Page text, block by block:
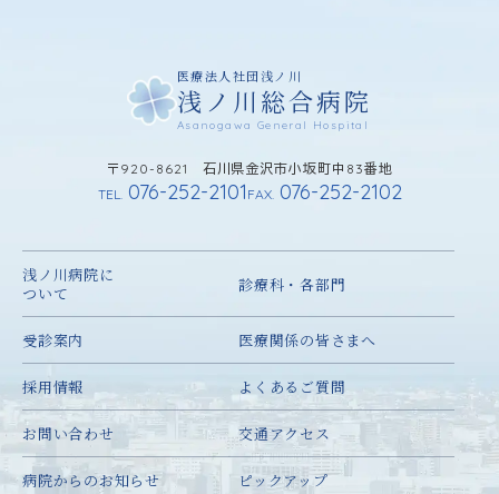
医療法人社団浅ノ川
浅ノ川総合病院
Asanogawa General Hospital
〒920-8621 石川県金沢市小坂町中83番地
TEL.076-252-2101 FAX.076-252-2102
浅ノ川病院に
ついて
診療科・各部門
受診案内 医療関係の皆さまへ
採用情報 よくあるご質問
お問い合わせ 交通アクセス
病院からのお知らせ ピックアップ